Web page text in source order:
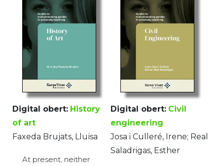
Digital obert: History
of art
Faxeda Brujats, Lluïsa
At present, neither
Digital obert: Civil
engineering
Josa i Culleré, Irene; Real
Saladrigas, Esther